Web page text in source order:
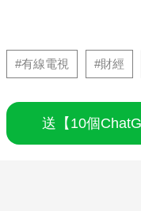
#有線電視 #財經
送【10個